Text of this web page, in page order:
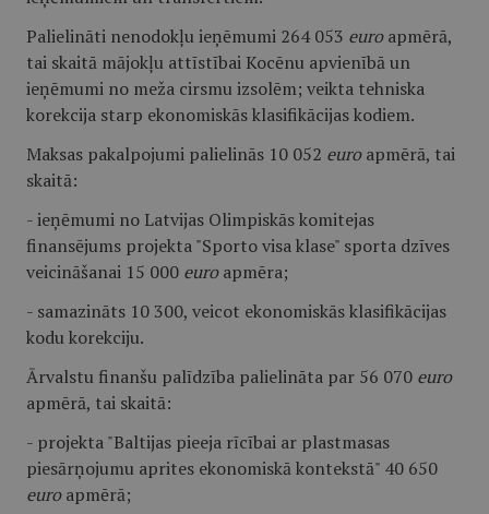
Palielināti nenodokļu ieņēmumi 264 053 euroapmērā,
tai skaitā mājokļu attīstībai Kocēnu apvienībā un
ieņēmumi no meža cirsmu izsolēm; veikta tehniska
korekcija starp ekonomiskās klasifikācijas kodiem.
Maksas pakalpojumi palielinās 10 052 euroapmērā, tai
skaitā:
- ieņēmumi no Latvijas Olimpiskās komitejas
finansējums projekta "Sporto visa klase" sporta dzīves
veicināšanai 15 000 euroapmēra;
- samazināts 10 300, veicot ekonomiskās klasifikācijas
kodu korekciju.
Ārvalstu finanšu palīdzība palielināta par 56 070 euro
apmērā, tai skaitā:
- projekta "Baltijas pieeja rīcībai ar plastmasas
piesārņojumu aprites ekonomiskā kontekstā" 40 650
euroapmērā;